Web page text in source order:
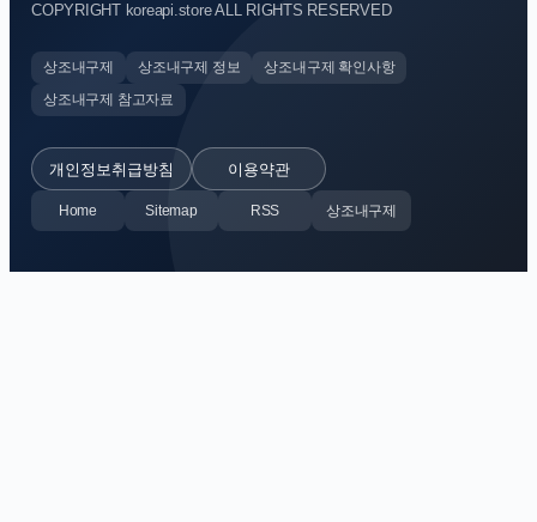
COPYRIGHT koreapi.store ALL RIGHTS RESERVED
상조내구제 상조내구제 정보
상조내구제 확인사항
상조내구제 참고자료
개인정보취급방침 이용약관
Home Sitemap RSS 상조내구제